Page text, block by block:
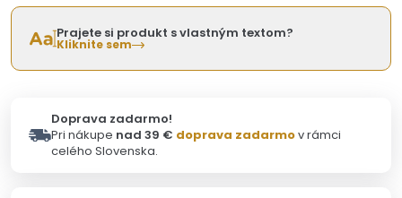
Prajete si produkt s vlastným textom?
Kliknite sem
Doprava zadarmo!
Pri nákupe nad 39 € doprava zadarmov rámci
celého Slovenska.